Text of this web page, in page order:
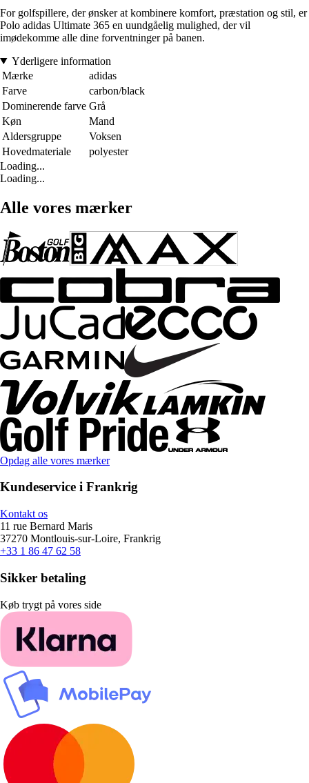
For golfspillere, der ønsker at kombinere komfort, præstation og stil, er
Polo adidas Ultimate 365 en uundgåelig mulighed, der vil
imødekomme alle dine forventninger på banen.
Yderligere information
Mærke
adidas
Farve
carbon/black
Dominerende farve Grå
Køn
Mand
Aldersgruppe
Voksen
Hovedmateriale
polyester
Loading...
Loading...
Alle vores mærker
Opdag alle vores mærker
Kundeservice i Frankrig
Kontakt os
11 rue Bernard Maris
37270 Montlouis-sur-Loire, Frankrig
+33 1 86 47 62 58
Sikker betaling
Køb trygt på vores side